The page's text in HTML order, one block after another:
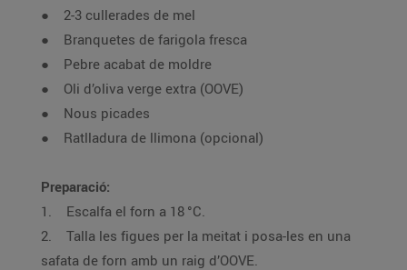
● 2-3 cullerades de mel
● Branquetes de farigola fresca
● Pebre acabat de moldre
● Oli d’oliva verge extra (OOVE)
● Nous picades
● Ratlladura de llimona (opcional)
Preparació:
1. Escalfa el forn a 18 °C.
2. Talla les figues per la meitat i posa-les en una
safata de forn amb un raig d’OOVE.